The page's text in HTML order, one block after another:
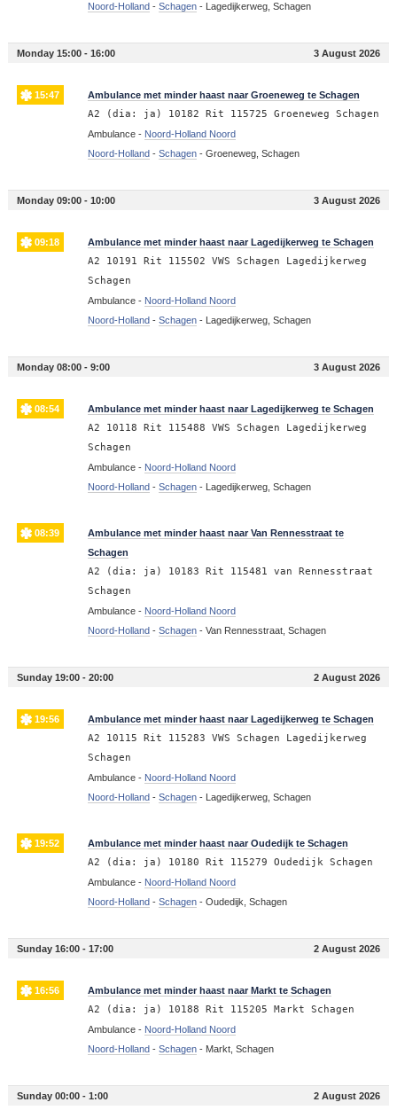
Noord-Holland- Schagen- Lagedijkerweg, Schagen
Monday 15:00 - 16:00 3 August 2026
15:47 Ambulance met minder haast naar Groeneweg te Schagen
A2 (dia: ja) 10182 Rit 115725 Groeneweg Schagen
Ambulance - Noord-Holland Noord
Noord-Holland- Schagen- Groeneweg, Schagen
Monday 09:00 - 10:00 3 August 2026
09:18 Ambulance met minder haast naar Lagedijkerweg te Schagen
A2 10191 Rit 115502 VWS Schagen Lagedijkerweg
Schagen
Ambulance - Noord-Holland Noord
Noord-Holland- Schagen- Lagedijkerweg, Schagen
Monday 08:00 - 9:00 3 August 2026
08:54 Ambulance met minder haast naar Lagedijkerweg te Schagen
A2 10118 Rit 115488 VWS Schagen Lagedijkerweg
Schagen
Ambulance - Noord-Holland Noord
Noord-Holland- Schagen- Lagedijkerweg, Schagen
08:39
Ambulance met minder haast naar Van Rennesstraat te
Schagen
A2 (dia: ja) 10183 Rit 115481 van Rennesstraat
Schagen
Ambulance - Noord-Holland Noord
Noord-Holland- Schagen- Van Rennesstraat, Schagen
Sunday 19:00 - 20:00 2 August 2026
19:56 Ambulance met minder haast naar Lagedijkerweg te Schagen
A2 10115 Rit 115283 VWS Schagen Lagedijkerweg
Schagen
Ambulance - Noord-Holland Noord
Noord-Holland- Schagen- Lagedijkerweg, Schagen
19:52 Ambulance met minder haast naar Oudedijk te Schagen
A2 (dia: ja) 10180 Rit 115279 Oudedijk Schagen
Ambulance - Noord-Holland Noord
Noord-Holland- Schagen- Oudedijk, Schagen
Sunday 16:00 - 17:00 2 August 2026
16:56 Ambulance met minder haast naar Markt te Schagen
A2 (dia: ja) 10188 Rit 115205 Markt Schagen
Ambulance - Noord-Holland Noord
Noord-Holland- Schagen- Markt, Schagen
Sunday 00:00 - 1:00 2 August 2026